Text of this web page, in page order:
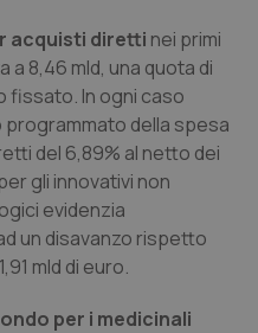
acquisti diretti nei primi
a 8,46 mld, una quota di
fissato. In ogni caso
della spesa
del 6,89% al netto dei
gli innovativi non
evidenzia
un disavanzo rispetto
mld di euro.
per i medicinali